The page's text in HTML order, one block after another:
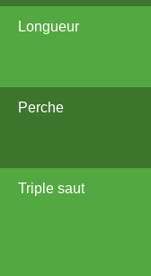
Longueur
Perche
Triple saut